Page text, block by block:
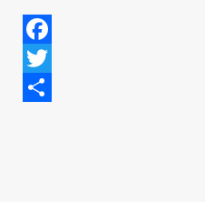
Facebook
Twitter